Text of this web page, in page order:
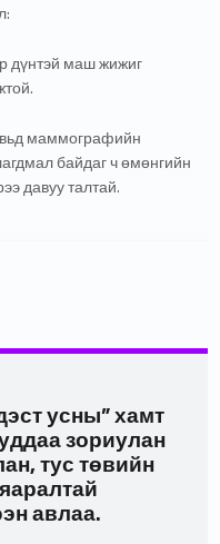
дүнтэй маш жижиг
маммографийн
байдаг ч өмөнгийн
давуу талтай.
усны” хамт
зориулан
тус төвийн
авлаа.